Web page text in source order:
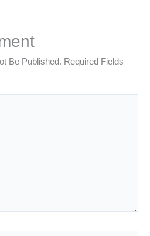
Be Published. Required Fields